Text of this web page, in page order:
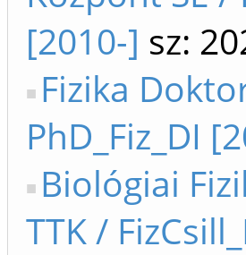
[2010-] sz:
Fizika
PhD_Fiz_DI
Biológiai
TTK /